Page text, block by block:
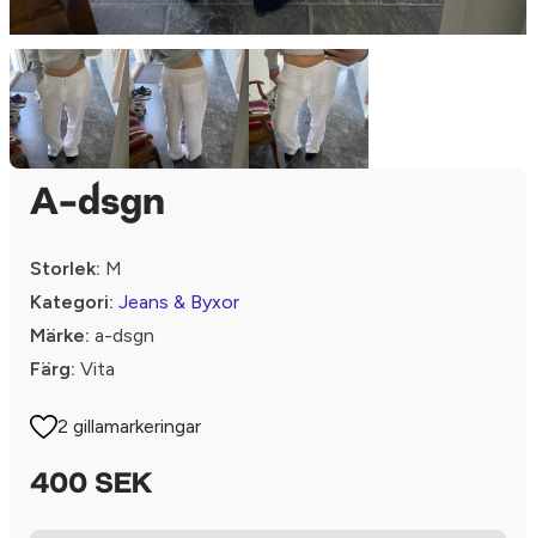
A-dsgn
Storlek: M
Kategori: Jeans & Byxor
Märke: a-dsgn
Färg: Vita
2 gillamarkeringar
400 SEK